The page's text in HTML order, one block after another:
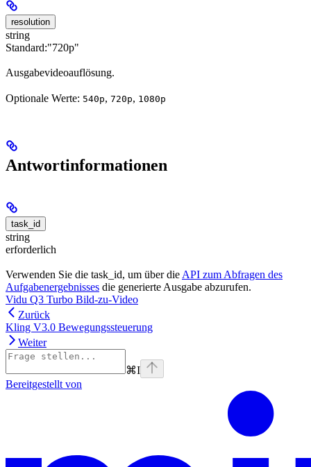
resolution
string
Standard:"720p"
Ausgabevideoauflösung.
Optionale Werte: 540p, 720p, 1080p
Antwortinformationen
task_id
string
erforderlich
Verwenden Sie die task_id, um über die API zum Abfragen des
Aufgabenergebnisses die generierte Ausgabe abzurufen.
Vidu Q3 Turbo Bild-zu-Video
Zurück
Kling V3.0 Bewegungssteuerung
Weiter
⌘I
Bereitgestellt von